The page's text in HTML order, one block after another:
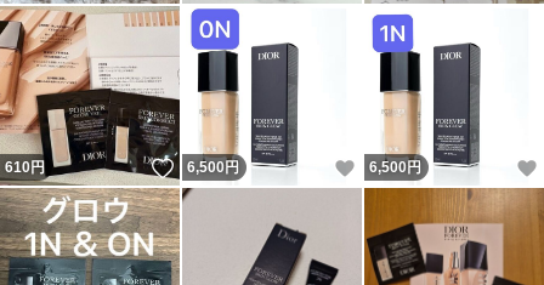
610円 いいね！
6,500 円 いいね！
6,500 円